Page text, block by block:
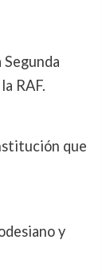
RAF.
que
y